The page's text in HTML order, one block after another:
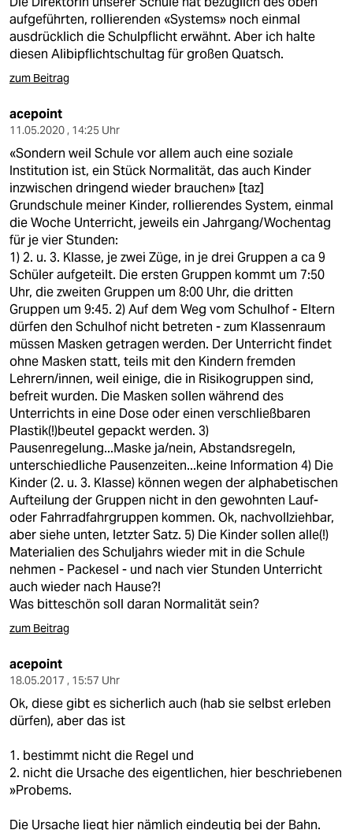
veranstaltungen
shop
fragen & hilfe
abo
genossenschaft
epaper login
aufgeführten, rollierenden «Systems» noch einmal
ausdrücklich die Schulpflicht erwähnt. Aber ich halte
diesen Alibipflichtschultag für großen Quatsch.
zum Beitrag
acepoint
11.05.2020 , 14:25 Uhr
«Sondern weil Schule vor allem auch eine soziale
Institution ist, ein Stück Normalität, das auch Kinder
inzwischen dringend wieder brauchen» [taz]
Grundschule meiner Kinder, rollierendes System, einmal
die Woche Unterricht, jeweils ein Jahrgang/Wochentag
für je vier Stunden:
1) 2. u. 3. Klasse, je zwei Züge, in je drei Gruppen a ca 9
Schüler aufgeteilt. Die ersten Gruppen kommt um 7:50
Uhr, die zweiten Gruppen um 8:00 Uhr, die dritten
Gruppen um 9:45. 2) Auf dem Weg vom Schulhof - Eltern
dürfen den Schulhof nicht betreten - zum Klassenraum
müssen Masken getragen werden. Der Unterricht findet
ohne Masken statt, teils mit den Kindern fremden
Lehrern/innen, weil einige, die in Risikogruppen sind,
befreit wurden. Die Masken sollen während des
Unterrichts in eine Dose oder einen verschließbaren
Plastik(!)beutel gepackt werden. 3)
Pausenregelung...Maske ja/nein, Abstandsregeln,
unterschiedliche Pausenzeiten...keine Information 4) Die
Kinder (2. u. 3. Klasse) können wegen der alphabetischen
Aufteilung der Gruppen nicht in den gewohnten Lauf-
oder Fahrradfahrgruppen kommen. Ok, nachvollziehbar,
aber siehe unten, letzter Satz. 5) Die Kinder sollen alle(!)
Materialien des Schuljahrs wieder mit in die Schule
nehmen - Packesel - und nach vier Stunden Unterricht
auch wieder nach Hause?!
Was bitteschön soll daran Normalität sein?
zum Beitrag
acepoint
18.05.2017 , 15:57 Uhr
Ok, diese gibt es sicherlich auch (hab sie selbst erleben
dürfen), aber das ist
1. bestimmt nicht die Regel und
2. nicht die Ursache des eigentlichen, hier beschriebenen
»Probems.
Die Ursache liegt hier nämlich eindeutig bei der Bahn.